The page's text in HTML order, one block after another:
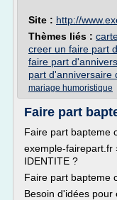
Site : http://
Thèmes liés :
creer un faire part
faire part
part d'anniversaire
mariage humoristique
Faire part
Faire part bapteme
exemple-fairepart.fr
IDENTITE ?
Faire part bapteme
Besoin d'idées